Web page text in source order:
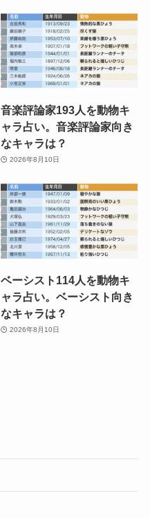
音楽評論家193人を動物キ
ャラ占い。音楽評論家向き
なキャラは？
2026年8月10日
ベーシスト114人を動物キ
ャラ占い。ベーシスト向き
なキャラは？
2026年8月10日